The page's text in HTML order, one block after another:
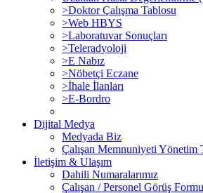
>Doktor Çalışma Tablosu
>Web HBYS
>Laboratuvar Sonuçları
>Teleradyoloji
>E Nabız
>Nöbetçi Eczane
>İhale İlanları
>E-Bordro
Dijital Medya
Medyada Biz
Çalışan Memnuniyeti Yönetim
İletişim & Ulaşım
Dahili Numaralarımız
Çalışan / Personel Görüş Formu